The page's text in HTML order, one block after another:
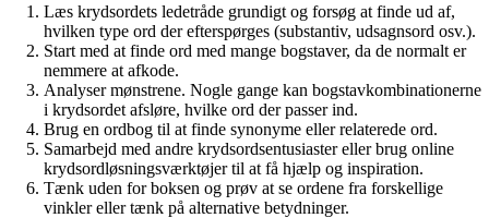
Læs krydsordets ledetråde grundigt og forsøg at finde ud af,
hvilken type ord der efterspørges (substantiv, udsagnsord osv.).
Start med at finde ord med mange bogstaver, da de normalt er
nemmere at afkode.
Analyser mønstrene. Nogle gange kan bogstavkombinationerne
i krydsordet afsløre, hvilke ord der passer ind.
Brug en ordbog til at finde synonyme eller relaterede ord.
Samarbejd med andre krydsordsentusiaster eller brug online
krydsordløsningsværktøjer til at få hjælp og inspiration.
Tænk uden for boksen og prøv at se ordene fra forskellige
vinkler eller tænk på alternative betydninger.